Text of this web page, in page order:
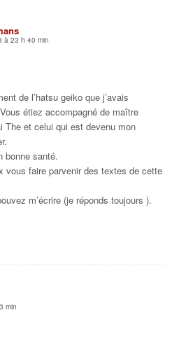
à 23 h 40 min
de l’hatsu geiko que j’avais
étiez accompagné de maître
The et celui qui est devenu mon
bonne santé.
vous faire parvenir des textes de cette
m’écrire (je réponds toujours ).
min